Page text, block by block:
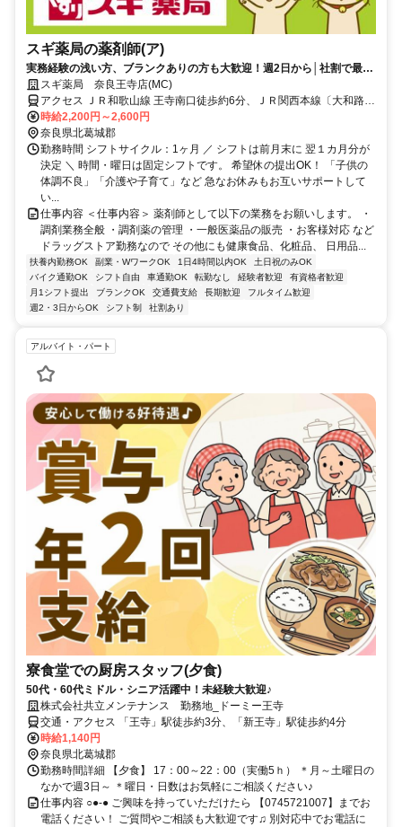
スギ薬局の薬剤師(ア)
実務経験の浅い方、ブランクありの方も大歓迎！週2日から│社割で最大
30％オフ♪
スギ薬局 奈良王寺店(MC)
アクセス ＪＲ和歌山線 王寺南口徒歩約6分、ＪＲ関西本線〔大和路
線〕 王寺南口徒歩約6分、近鉄田原本線 新王寺徒歩約7分
時給2,200円～2,600円
奈良県北葛城郡
勤務時間 シフトサイクル：1ヶ月 ／ シフトは前月末に 翌１カ月分が
決定 ＼ 時間・曜日は固定シフトです。 希望休の提出OK！ 「子供の
体調不良」「介護や子育て」など 急なお休みもお互いサポートして
い...
仕事内容 ＜仕事内容＞ 薬剤師として以下の業務をお願いします。 ・
調剤業務全般 ・調剤薬の管理 ・一般医薬品の販売 ・お客様対応 など
ドラッグストア勤務なので その他にも健康食品、化粧品、 日用品...
扶養内勤務OK 副業・WワークOK 1日4時間以内OK
土日祝のみOK
バイク通勤OK
シフト自由 車通勤OK 転勤なし 経験者歓迎
有資格者歓迎
月1シフト提出
ブランクOK 交通費支給 長期歓迎
フルタイム歓迎
週2・3日からOK
シフト制 社割あり
アルバイト・パート
寮食堂での厨房スタッフ(夕食)
50代・60代ミドル・シニア活躍中！未経験大歓迎♪
株式会社共立メンテナンス 勤務地_ドーミー王寺
交通・アクセス 「王寺」駅徒歩約3分、「新王寺」駅徒歩約4分
時給1,140円
奈良県北葛城郡
勤務時間詳細 【夕食】 17：00～22：00（実働5ｈ） ＊月～土曜日の
なかで週3日～ ＊曜日・日数はお気軽にご相談ください♪
仕事内容 ○●-● ご興味を持っていただけたら 【0745721007】までお
電話ください！ ご質問やご相談も大歓迎です♫ 別対応中でお電話に